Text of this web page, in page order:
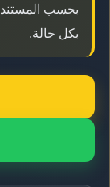
بحسب
بكل حالة.